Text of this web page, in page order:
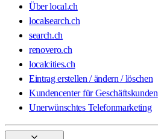
Über local.ch
localsearch.ch
search.ch
renovero.ch
localcities.ch
Eintrag erstellen / ändern / löschen
Kundencenter für Geschäftskunden
Unerwünschtes Telefonmarketing